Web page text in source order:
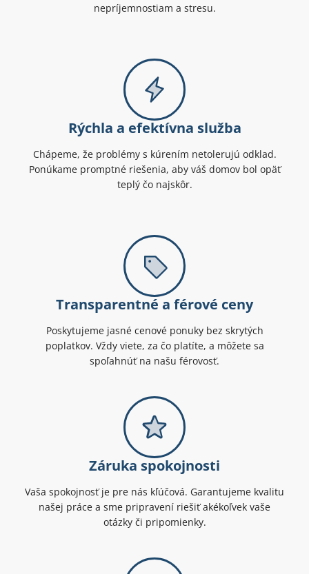
nepríjemnostiam a stresu.
Rýchla a efektívna služba
Chápeme, že problémy s kúrením netolerujú odklad.
Ponúkame promptné riešenia, aby váš domov bol opäť
teplý čo najskôr.
Transparentné a férové ceny
Poskytujeme jasné cenové ponuky bez skrytých
poplatkov. Vždy viete, za čo platíte, a môžete sa
spoľahnúť na našu férovosť.
Záruka spokojnosti
Vaša spokojnosť je pre nás kľúčová. Garantujeme kvalitu
našej práce a sme pripravení riešiť akékoľvek vaše
otázky či pripomienky.